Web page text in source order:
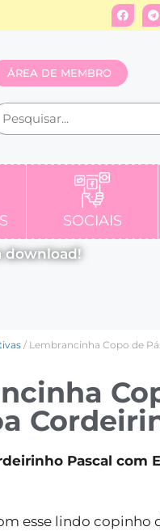
ÁREA DE MEMBRO
SOCIAIS
download!
/ Lembrancinha Copo de
Pascal com
esse lindo copinho